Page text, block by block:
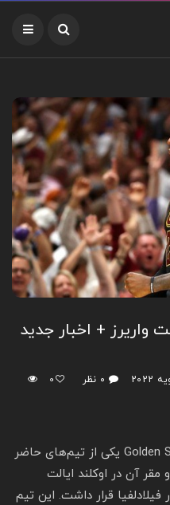
واریرز + اخبار جدید
۰ نظر
0
گلدن استیت واریرز Golden State Warriors یکی از تیم‌های حاضر
آن در اوکلند ایالت
فیلادلفیا قرار داشت. این تیم